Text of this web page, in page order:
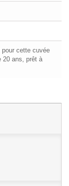
pour cette cuvée
20 ans, prêt à